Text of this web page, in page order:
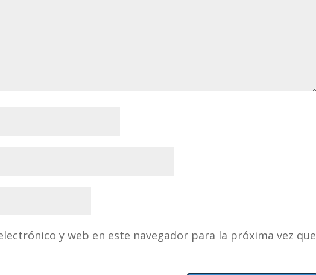
y web en este navegador para la próxima vez que